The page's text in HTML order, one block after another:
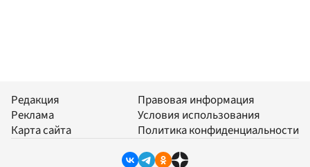
Редакция
Реклама
Карта сайта
Правовая информация
Условия использования
Политика конфиденциальности